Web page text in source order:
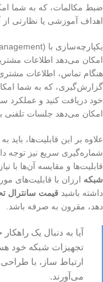
ضبط مکالمات، که به شما
اهداف آموزشی یا نظارتی از
هنگام تماس، اطلاعات
گزارش‌گیری، که به شما
خود دریافت کنید و عملکرد
امکان می‌دهد جلسات تلفنی
علاوه بر این قابلیت‌ها،
شماره‌گیری سریع نیز توجه
قابلیت‌ها و مقایسه آن‌ها با
شبکه ارزان با قابلیت‌های
داشته باشید قیمت سانترال
دهد، مقرون به صرفه باشد.
آیا به دنبال یک
تجهیزات شبکه خود
ارتباط ساز، با
می‌آورند.